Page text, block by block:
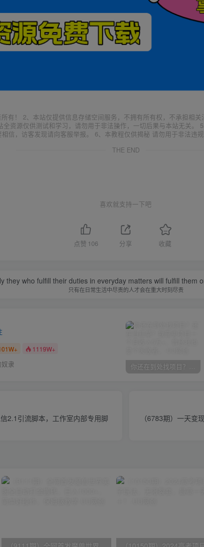
有！ 2、本站仅提供信息存储空间服务，不拥有所有权，不承担相
资源仅供测试和学习，请勿用于非法操作，一切后果与本站无关。
信，访客发现请向客服举报。 6、本教程仅供揭秘 请勿用于非法违
THE END
喜欢就支持一下吧
点赞 106 分享 收藏
they who fulfill their duties in everyday matters will fulfill them
只有在日常生活中尽责的人才会在重大时刻尽责
1119W+
隶 你还在到处找项目？还在当韭菜？我靠卖项目一个月收入5万+，曾经我也是个失败者。
2.1引流脚本，工作室内部专用脚
（6783期）一天